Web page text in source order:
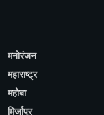
मनोरंजन
महाराष्ट्र
महोबा
मिर्जापुर